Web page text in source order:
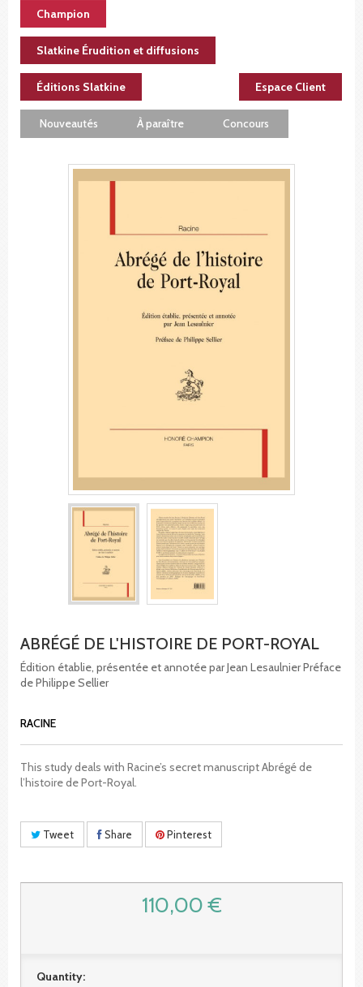
Champion
Slatkine Érudition et diffusions
Éditions Slatkine Espace Client
Nouveautés À paraître Concours
ABRÉGÉ DE L'HISTOIRE DE PORT-ROYAL
Édition établie, présentée et annotée par Jean Lesaulnier Préface
de Philippe Sellier
RACINE
This study deals with Racine’s secret manuscript Abrégé de
l’histoire de Port-Royal.
Tweet Share Pinterest
110,00 €
Quantity: